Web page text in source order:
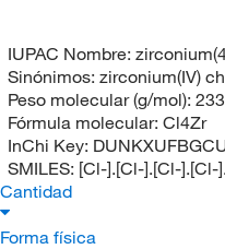
IUPAC Nombre:
Sinónimos: zirconium(IV)
Peso molecular (g/mol):
Fórmula molecular: Cl4Zr
InChi Key:
SMILES: [Cl-].[Cl-].[Cl-].[Cl-
Cantidad
Forma física